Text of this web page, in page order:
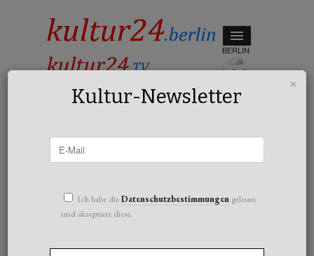
BERLIN
bedeckt
Kultur-Newsletter
Ich habe dieDatenschutzbestimmungengelesen
und akzeptiere diese.
×